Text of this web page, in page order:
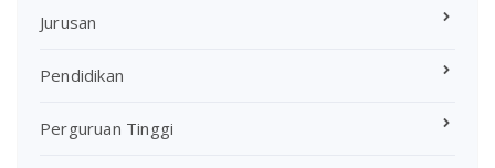
Jurusan
Pendidikan
Perguruan Tinggi